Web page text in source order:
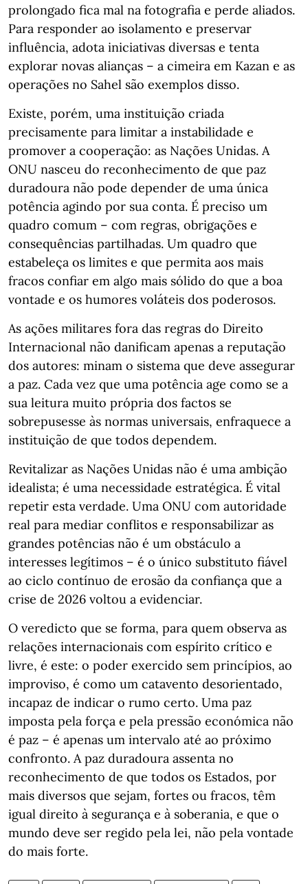
prolongado fica mal na fotografia e perde aliados.
Para responder ao isolamento e preservar
influência, adota iniciativas diversas e tenta
explorar novas alianças – a cimeira em Kazan e as
operações no Sahel são exemplos disso.
Existe, porém, uma instituição criada
precisamente para limitar a instabilidade e
promover a cooperação: as Nações Unidas. A
ONU nasceu do reconhecimento de que paz
duradoura não pode depender de uma única
potência agindo por sua conta. É preciso um
quadro comum – com regras, obrigações e
consequências partilhadas. Um quadro que
estabeleça os limites e que permita aos mais
fracos confiar em algo mais sólido do que a boa
vontade e os humores voláteis dos poderosos.
As ações militares fora das regras do Direito
Internacional não danificam apenas a reputação
dos autores: minam o sistema que deve assegurar
a paz. Cada vez que uma potência age como se a
sua leitura muito própria dos factos se
sobrepusesse às normas universais, enfraquece a
instituição de que todos dependem.
Revitalizar as Nações Unidas não é uma ambição
idealista; é uma necessidade estratégica. É vital
repetir esta verdade. Uma ONU com autoridade
real para mediar conflitos e responsabilizar as
grandes potências não é um obstáculo a
interesses legítimos – é o único substituto fiável
ao ciclo contínuo de erosão da confiança que a
crise de 2026 voltou a evidenciar.
O veredicto que se forma, para quem observa as
relações internacionais com espírito crítico e
livre, é este: o poder exercido sem princípios, ao
improviso, é como um catavento desorientado,
incapaz de indicar o rumo certo. Uma paz
imposta pela força e pela pressão económica não
é paz – é apenas um intervalo até ao próximo
confronto. A paz duradoura assenta no
reconhecimento de que todos os Estados, por
mais diversos que sejam, fortes ou fracos, têm
igual direito à segurança e à soberania, e que o
mundo deve ser regido pela lei, não pela vontade
do mais forte.